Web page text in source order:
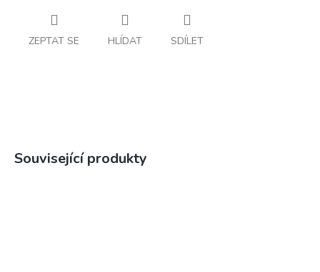
ZEPTAT SE HLÍDAT SDÍLET
Související produkty